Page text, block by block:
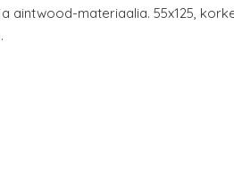
aintwood-materiaalia. 55x125,